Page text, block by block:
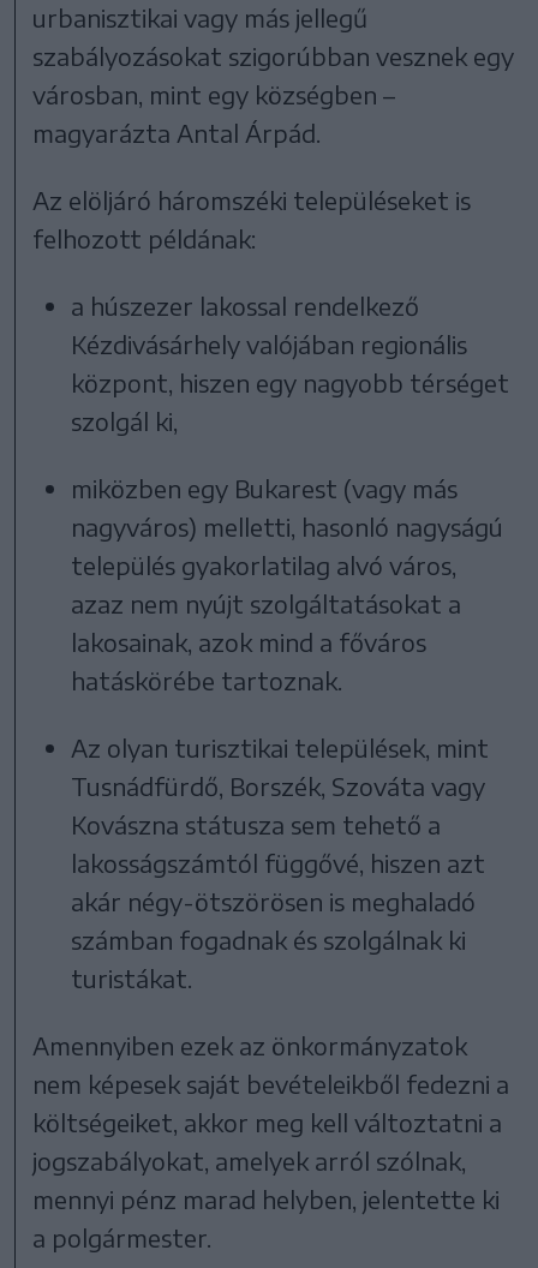
urbanisztikai vagy más jellegű
szabályozásokat szigorúbban vesznek egy
városban, mint egy községben –
magyarázta Antal Árpád.
Az elöljáró háromszéki településeket is
felhozott példának:
a húszezer lakossal rendelkező
Kézdivásárhely valójában regionális
központ, hiszen egy nagyobb térséget
szolgál ki,
miközben egy Bukarest (vagy más
nagyváros) melletti, hasonló nagyságú
település gyakorlatilag alvó város,
azaz nem nyújt szolgáltatásokat a
lakosainak, azok mind a főváros
hatáskörébe tartoznak.
Az olyan turisztikai települések, mint
Tusnádfürdő, Borszék, Szováta vagy
Kovászna státusza sem tehető a
lakosságszámtól függővé, hiszen azt
akár négy-ötszörösen is meghaladó
számban fogadnak és szolgálnak ki
turistákat.
Amennyiben ezek az önkormányzatok
nem képesek saját bevételeikből fedezni a
költségeiket, akkor meg kell változtatni a
jogszabályokat, amelyek arról szólnak,
mennyi pénz marad helyben, jelentette ki
a polgármester.